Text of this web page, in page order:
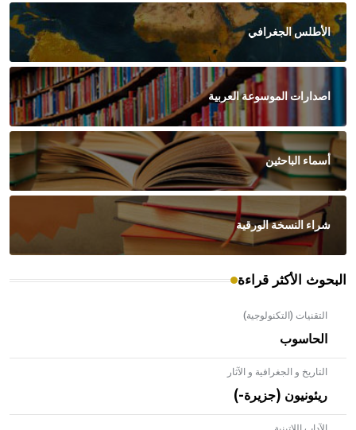
الأطلس الجغرافي
اصدارات الموسوعة العربية
أسماء الباحثين
شراء النسخة الورقية
البحوث الأكثر قراءة
التقنيات (التكنولوجية)
الحاسوب
التاريخ و الجغرافية و الآثار
ريئونيون (جزيرة-)